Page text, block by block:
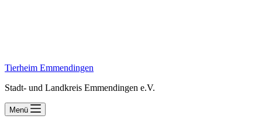
Tierheim Emmendingen
Stadt- und Landkreis Emmendingen e.V.
Menü